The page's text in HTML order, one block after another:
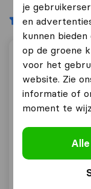
Filters
Van Rooijen
9,5
Van Rooijen
Vraag
je
en
kunnen
op de groene
voor het
website. Zie
informatie of
moment te